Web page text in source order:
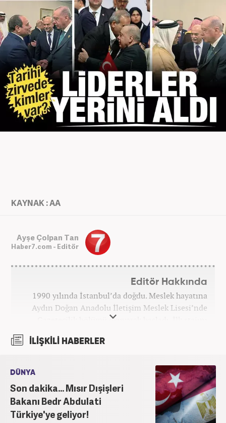
KAYNAK : AA
Ayşe Çolpan Tan
Haber7.com - Editör
Editör Hakkında
1990 yılında İstanbul’da doğdu. Meslek hayatına
Aydın Doğan Anadolu İletişim Meslek Lisesi’nde
Gazetecilik bölümü okuyarak başladı. İlk stajını
İstanbul Üniversitesi Radyo Televizyon Yayımcılığı
Gazetesi’nde internet haberciliğine başladı. 15
senelik kariyerinde çok sayıda gazete, haber portalı
ve televizyon bulunmaktadır. Meslek hayatına
Haber7.com’da “Gündem Editörü” olarak devam
etmektedir. Evli ve 2 çocuk annesidir.
İLİŞKİLİ HABERLER
DÜNYA
Son dakika... Mısır Dışişleri
Bakanı Bedr Abdulati
Türkiye'ye geliyor!